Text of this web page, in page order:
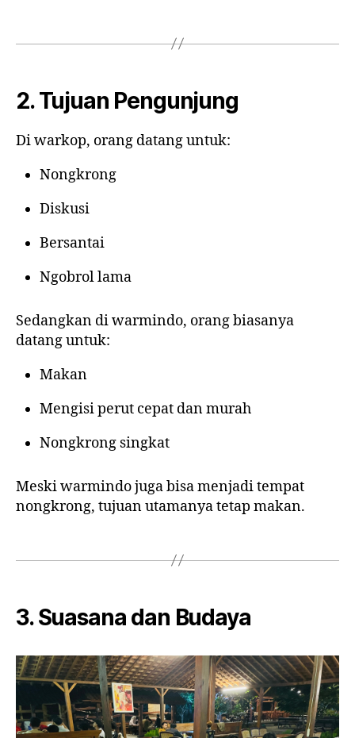
2. Tujuan Pengunjung
Di warkop, orang datang untuk:
Nongkrong
Diskusi
Bersantai
Ngobrol lama
Sedangkan di warmindo, orang biasanya
datang untuk:
Makan
Mengisi perut cepat dan murah
Nongkrong singkat
Meski warmindo juga bisa menjadi tempat
nongkrong, tujuan utamanya tetap makan.
3. Suasana dan Budaya